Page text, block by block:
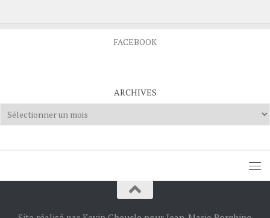
FACEBOOK
ARCHIVES
Archives